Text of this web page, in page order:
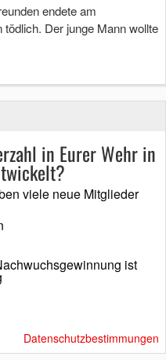
endete am
Der junge Mann wollte
in Eurer Wehr in
viele neue Mitglieder
ist
Datenschutzbestimmungen